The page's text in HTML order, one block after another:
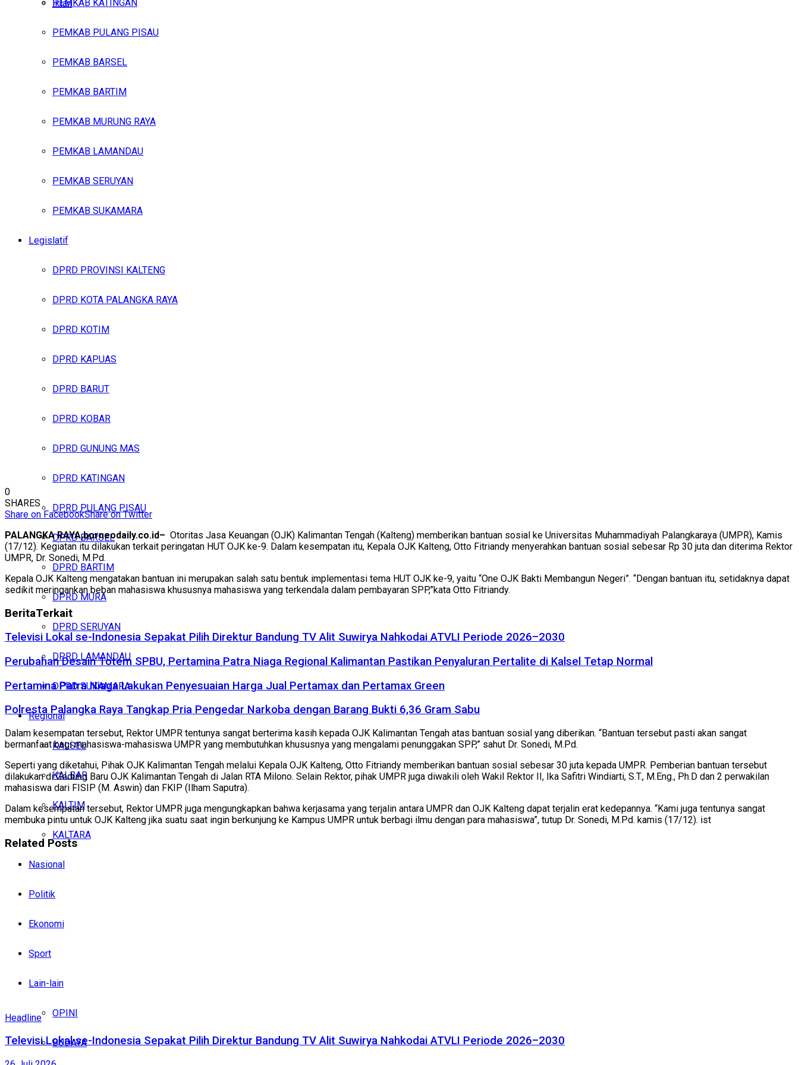
Iklan
Jumat, Agustus 7, 2026
PEMKAB KATINGAN
PEMKAB PULANG PISAU
PEMKAB BARSEL
PEMKAB BARTIM
PEMKAB MURUNG RAYA
PEMKAB LAMANDAU
PEMKAB SERUYAN
PEMKAB SUKAMARA
Legislatif
DPRD PROVINSI KALTENG
DPRD KOTA PALANGKA RAYA
DPRD KOTIM
DPRD KAPUAS
DPRD BARUT
DPRD KOBAR
DPRD GUNUNG MAS
DPRD KATINGAN
DPRD PULANG PISAU
DPRD BARSEL
DPRD BARTIM
DPRD MURA
DPRD SERUYAN
DPRD LAMANDAU
DPRD SUKAMARA
Regional
KALSEL
KALBAR
KALTIM
KALTARA
Nasional
Politik
Ekonomi
Sport
Lain-lain
OPINI
BUDAYA
0
SHARES
Share on FacebookShare on Twitter
PALANGKA RAYA,borneodaily.co.id– Otoritas Jasa Keuangan (OJK) Kalimantan Tengah (Kalteng) memberikan bantuan sosial ke Universitas Muhammadiyah Palangkaraya (UMPR), Kamis
(17/12). Kegiatan itu dilakukan terkait peringatan HUT OJK ke-9. Dalam kesempatan itu, Kepala OJK Kalteng, Otto Fitriandy menyerahkan bantuan sosial sebesar Rp 30 juta dan diterima Rektor
UMPR, Dr. Sonedi, M.Pd.
Kepala OJK Kalteng mengatakan bantuan ini merupakan salah satu bentuk implementasi tema HUT OJK ke-9, yaitu “One OJK Bakti Membangun Negeri”. “Dengan bantuan itu, setidaknya dapat
sedikit meringankan beban mahasiswa khususnya mahasiswa yang terkendala dalam pembayaran SPP,”kata Otto Fitriandy.
BeritaTerkait
Televisi Lokal se-Indonesia Sepakat Pilih Direktur Bandung TV Alit Suwirya Nahkodai ATVLI Periode 2026–2030
Perubahan Desain Totem SPBU, Pertamina Patra Niaga Regional Kalimantan Pastikan Penyaluran Pertalite di Kalsel Tetap Normal
Pertamina Patra Niaga Lakukan Penyesuaian Harga Jual Pertamax dan Pertamax Green
Polresta Palangka Raya Tangkap Pria Pengedar Narkoba dengan Barang Bukti 6,36 Gram Sabu
Dalam kesempatan tersebut, Rektor UMPR tentunya sangat berterima kasih kepada OJK Kalimantan Tengah atas bantuan sosial yang diberikan. “Bantuan tersebut pasti akan sangat
bermanfaat bagi mahasiswa-mahasiswa UMPR yang membutuhkan khususnya yang mengalami penunggakan SPP,” sahut Dr. Sonedi, M.Pd.
Seperti yang diketahui, Pihak OJK Kalimantan Tengah melalui Kepala OJK Kalteng, Otto Fitriandy memberikan bantuan sosial sebesar 30 juta kepada UMPR. Pemberian bantuan tersebut
dilakukan di Gedung Baru OJK Kalimantan Tengah di Jalan RTA Milono. Selain Rektor, pihak UMPR juga diwakili oleh Wakil Rektor II, Ika Safitri Windiarti, S.T., M.Eng., Ph.D dan 2 perwakilan
mahasiswa dari FISIP (M. Aswin) dan FKIP (Ilham Saputra).
Dalam kesempatan tersebut, Rektor UMPR juga mengungkapkan bahwa kerjasama yang terjalin antara UMPR dan OJK Kalteng dapat terjalin erat kedepannya. “Kami juga tentunya sangat
membuka pintu untuk OJK Kalteng jika suatu saat ingin berkunjung ke Kampus UMPR untuk berbagi ilmu dengan para mahasiswa”, tutup Dr. Sonedi, M.Pd. kamis (17/12). ist
Related Posts
Headline
Televisi Lokal se-Indonesia Sepakat Pilih Direktur Bandung TV Alit Suwirya Nahkodai ATVLI Periode 2026–2030